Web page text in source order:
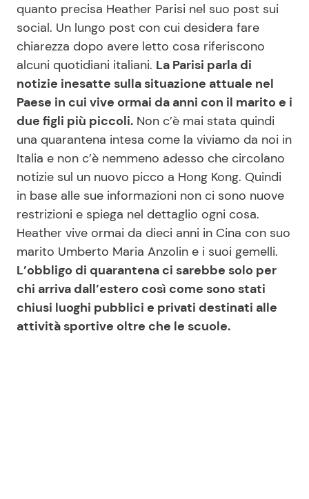
Mondo Mamma
News benessere
Salute
Viaggi e Turismo
Festività
Le Ricette in TV
Primi Piatti
Ricette Facili e Veloci
Ricette Feste
Ricette per Bambini
Seguici
Info
quanto precisa Heather Parisi nel suo post sui
social. Un lungo post con cui desidera fare
chiarezza dopo avere letto cosa riferiscono
alcuni quotidiani italiani. La Parisi parla di
notizie inesatte sulla situazione attuale nel
Paese in cui vive ormai da anni con il marito e i
due figli più piccoli. Non c’è mai stata quindi
una quarantena intesa come la viviamo da noi in
Italia e non c’è nemmeno adesso che circolano
notizie sul un nuovo picco a Hong Kong. Quindi
in base alle sue informazioni non ci sono nuove
restrizioni e spiega nel dettaglio ogni cosa.
Heather vive ormai da dieci anni in Cina con suo
marito Umberto Maria Anzolin e i suoi gemelli.
L’obbligo di quarantena ci sarebbe solo per
chi arriva dall’estero così come sono stati
chiusi luoghi pubblici e privati destinati alle
attività sportive oltre che le scuole.